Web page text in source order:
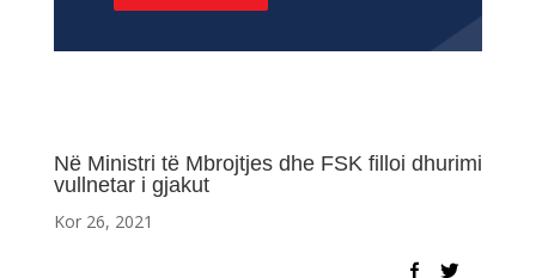
Në Ministri të Mbrojtjes dhe FSK filloi dhurimi
vullnetar i gjakut
Kor 26, 2021